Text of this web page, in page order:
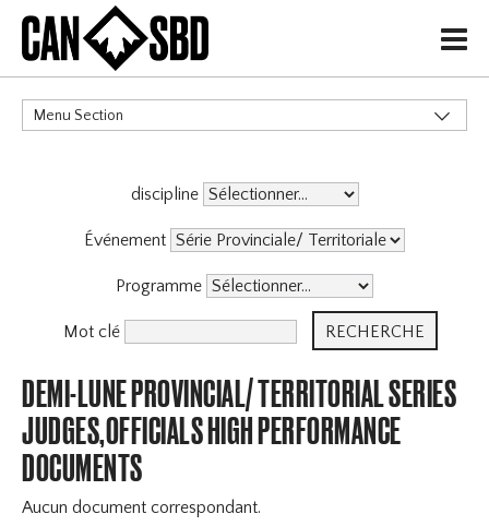
H
Menu Section
discipline
Événement
Programme
Mot clé
DEMI-LUNE PROVINCIAL/ TERRITORIAL SERIES
JUDGES,OFFICIALS HIGH PERFORMANCE
DOCUMENTS
Aucun document correspondant.